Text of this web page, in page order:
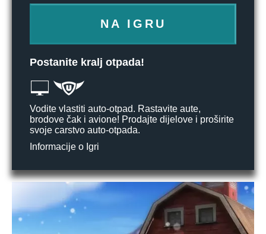
NA IGRU
Postanite kralj otpada!
Vodite vlastiti auto-otpad. Rastavite aute,
brodove čak i avione! Prodajte dijelove i proširite
svoje carstvo auto-otpada.
Informacije o Igri